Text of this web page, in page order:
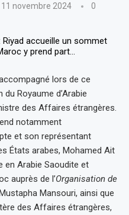
11 novembre 2024
0
lors de ce
Royaume d’Arabie
des Affaires étrangères.
notamment
et son représentant
États arabes, Mohamed Ait
en Arabie Saoudite et
auprès de l’Organisation de
Mansouri, ainsi que
des Affaires étrangères,